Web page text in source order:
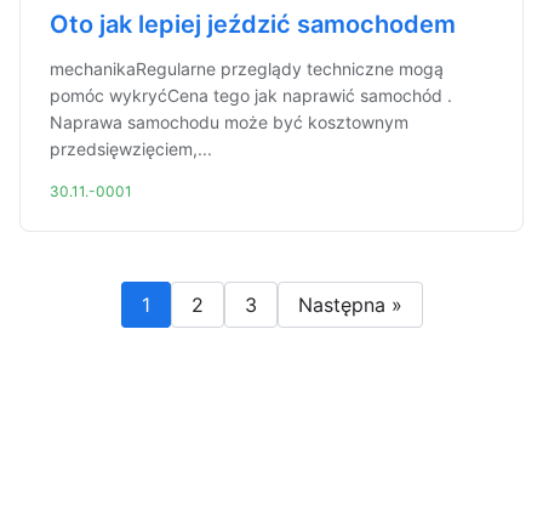
Oto jak lepiej jeździć samochodem
mechanikaRegularne przeglądy techniczne mogą
pomóc wykryćCena tego jak naprawić samochód .
Naprawa samochodu może być kosztownym
przedsięwzięciem,...
30.11.-0001
1 2 3 Następna »